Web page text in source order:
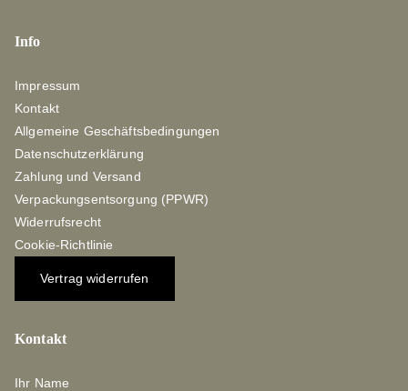
Info
Impressum
Kontakt
Allgemeine Geschäftsbedingungen
Datenschutzerklärung
Zahlung und Versand
Verpackungsentsorgung (PPWR)
Widerrufsrecht
Cookie-Richtlinie
Vertrag widerrufen
Kontakt
Ihr Name